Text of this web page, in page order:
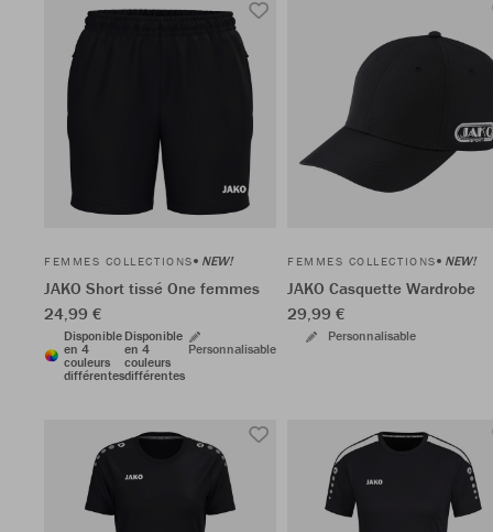
FEMMES COLLECTIONS NEW!
JAKO Short tissé One femmes
24,99 €
Disponible
en 4
couleurs
différentes
Disponible
en 4
couleurs
différentes
Personnalisable
FEMMES COLLECTIONS NEW!
JAKO Casquette Wardrobe
29,99 €
Personnalisable